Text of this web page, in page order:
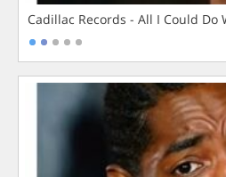
Cadillac Records - All I Could Do